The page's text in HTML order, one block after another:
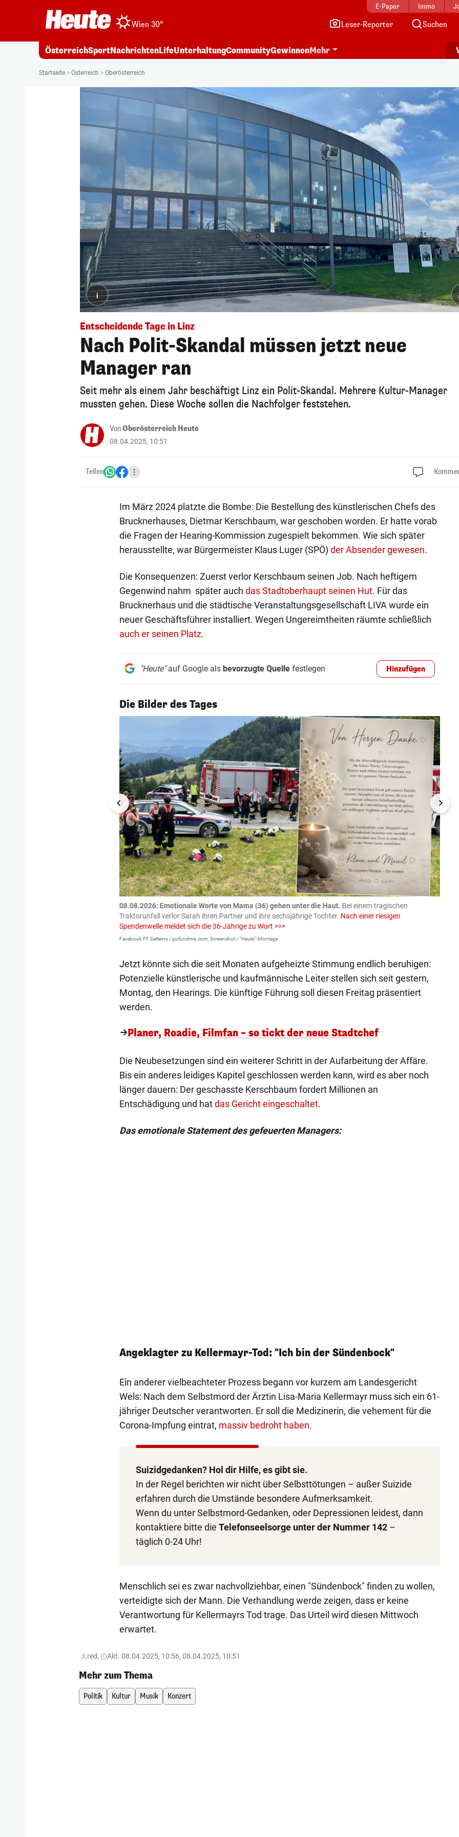
E-Paper Immo
Wien 30° Leser-Reporter Suchen
ÖsterreichSportNachrichtenLifeUnterhaltungCommunityGewinnenMehr
Startseite Österreich Oberösterreich
i
Entscheidende Tage in Linz
Nach Polit-Skandal müssen jetzt neue
Manager ran
Seit mehr als einem Jahr beschäftigt Linz ein Polit-Skandal. Mehrere Kultur-Manager
mussten gehen. Diese Woche sollen die Nachfolger feststehen.
VonOberösterreich Heute
08.04.2025, 10:51
Teilen
Im März 2024 platzte die Bombe: Die Bestellung des künstlerischen Chefs des
Brucknerhauses, Dietmar Kerschbaum, war geschoben worden. Er hatte vorab
die Fragen der Hearing-Kommission zugespielt bekommen. Wie sich später
herausstellte, war Bürgermeister Klaus Luger (SPÖ) der Absender gewesen.
Die Konsequenzen: Zuerst verlor Kerschbaum seinen Job. Nach heftigem
Gegenwind nahm später auch das Stadtoberhaupt seinen Hut. Für das
Brucknerhaus und die städtische Veranstaltungsgesellschaft LIVA wurde ein
neuer Geschäftsführer installiert. Wegen Ungereimtheiten räumte schließlich
auch er seinen Platz.
"Heute"auf Google als bevorzugte Quellefestlegen Hinzufügen
Die Bilder des Tages
1/56
08.08.2026: Emotionale Worte von Mama (36) gehen unter die Haut. Bei einem tragischen
Traktorunfall verlor Sarah ihren Partner und ihre sechsjährige Tochter. Nach einer riesigen
Spendenwelle meldet sich die 36-Jährige zu Wort >>>
Facebook FF Satteins / gofundme.com, Screenshot / "Heute"-Montage
Jetzt könnte sich die seit Monaten aufgeheizte Stimmung endlich beruhigen:
Potenzielle künstlerische und kaufmännische Leiter stellen sich seit gestern,
Montag, den Hearings. Die künftige Führung soll diesen Freitag präsentiert
werden.
Planer, Roadie, Filmfan – so tickt der neue Stadtchef
Die Neubesetzungen sind ein weiterer Schritt in der Aufarbeitung der Affäre.
Bis ein anderes leidiges Kapitel geschlossen werden kann, wird es aber noch
länger dauern: Der geschasste Kerschbaum fordert Millionen an
Entschädigung und hatdas Gericht eingeschaltet.
Das emotionale Statement des gefeuerten Managers:
Angeklagter zu Kellermayr-Tod: "Ich bin der Sündenbock"
Ein anderer vielbeachteter Prozess begann vor kurzem am Landesgericht
Wels: Nach dem Selbstmord der Ärztin Lisa-Maria Kellermayr muss sich ein 61-
jähriger Deutscher verantworten. Er soll die Medizinerin, die vehement für die
Corona-Impfung eintrat, massiv bedroht haben.
Suizidgedanken? Hol dir Hilfe, es gibt sie.
In der Regel berichten wir nicht über Selbsttötungen – außer Suizide
erfahren durch die Umstände besondere Aufmerksamkeit.
Wenn du unter Selbstmord-Gedanken, oder Depressionen leidest, dann
kontaktiere bitte die Telefonseelsorge unter der Nummer 142–
täglich 0-24 Uhr!
Menschlich sei es zwar nachvollziehbar, einen "Sündenbock" finden zu wollen,
verteidigte sich der Mann. Die Verhandlung werde zeigen, dass er keine
Verantwortung für Kellermayrs Tod trage. Das Urteil wird diesen Mittwoch
erwartet.
red, Akt. 08.04.2025, 10:56, 08.04.2025, 10:51
Mehr zum Thema
Politik Kultur Musik Konzert